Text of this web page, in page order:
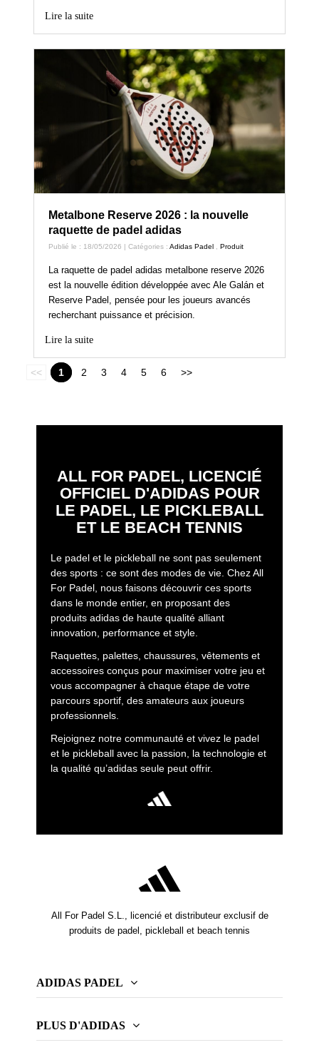
Lire la suite
Metalbone Reserve 2026 : la nouvelle
raquette de padel adidas
Publié le : 18/05/2026 | Catégories :Adidas Padel ,Produit
La raquette de padel adidas metalbone reserve 2026
est la nouvelle édition développée avec Ale Galán et
Reserve Padel, pensée pour les joueurs avancés
recherchant puissance et précision.
Lire la suite
<< 1 2 3 4 5 6 >>
ALL FOR PADEL, LICENCIÉ
OFFICIEL D'ADIDAS POUR
LE PADEL, LE PICKLEBALL
ET LE BEACH TENNIS
Le padel et le pickleball ne sont pas seulement
des sports : ce sont des modes de vie. Chez All
For Padel, nous faisons découvrir ces sports
dans le monde entier, en proposant des
produits adidas de haute qualité alliant
innovation, performance et style.
Raquettes, palettes, chaussures, vêtements et
accessoires conçus pour maximiser votre jeu et
vous accompagner à chaque étape de votre
parcours sportif, des amateurs aux joueurs
professionnels.
Rejoignez notre communauté et vivez le padel
et le pickleball avec la passion, la technologie et
la qualité qu’adidas seule peut offrir.
All For Padel S.L., licencié et distributeur exclusif de
produits de padel, pickleball et beach tennis
ADIDAS PADEL
PLUS D'ADIDAS